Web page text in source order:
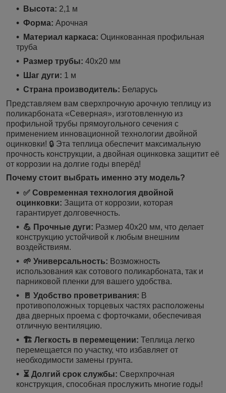
Высота: 2,1 м
Форма: Арочная
Материал каркаса: Оцинкованная профильная
труба
Размер трубы: 40x20 мм
Шаг дуги: 1 м
Страна производитель: Беларусь
Представляем вам сверхпрочную арочную теплицу из
поликарбоната «Северная», изготовленную из
профильной трубы прямоугольного сечения с
применением инновационной технологии двойной
оцинковки! 🔒 Эта теплица обеспечит максимальную
прочность конструкции, а двойная оцинковка защитит её
от коррозии на долгие годы вперёд!
Почему стоит выбрать именно эту модель?
✅ Современная технология двойной
оцинковки: Защита от коррозии, которая
гарантирует долговечность.
💪 Прочные дуги: Размер 40х20 мм, что делает
конструкцию устойчивой к любым внешним
воздействиям.
🌱 Универсальность: Возможность
использования как сотового поликарбоната, так и
парниковой пленки для вашего удобства.
🚪 Удобство проветривания: В
противоположных торцевых частях расположены
два дверных проема с форточками, обеспечивая
отличную вентиляцию.
🏗️ Легкость в перемещении: Теплица легко
перемещается по участку, что избавляет от
необходимости замены грунта.
⏳ Долгий срок службы: Сверхпрочная
конструкция, способная прослужить многие годы!